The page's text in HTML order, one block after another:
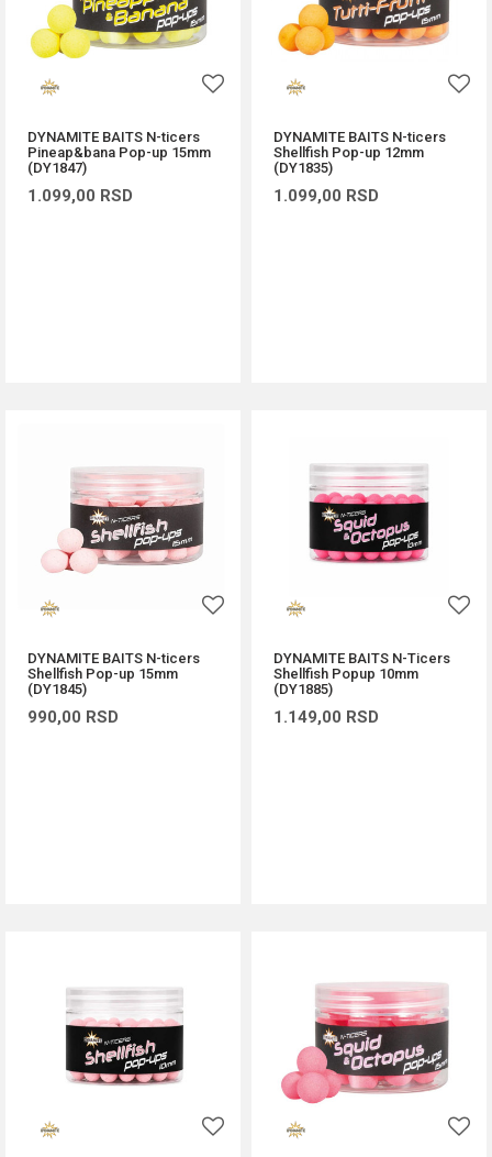
DYNAMITE BAITS N-ticers
Pineap&bana Pop-up 15mm
(DY1847)
1.099,00 RSD
DYNAMITE BAITS N-ticers
Shellfish Pop-up 12mm
(DY1835)
1.099,00 RSD
DYNAMITE BAITS N-ticers
Shellfish Pop-up 15mm
(DY1845)
990,00 RSD
DYNAMITE BAITS N-Ticers
Shellfish Popup 10mm
(DY1885)
1.149,00 RSD